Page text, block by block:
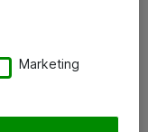
Marketing